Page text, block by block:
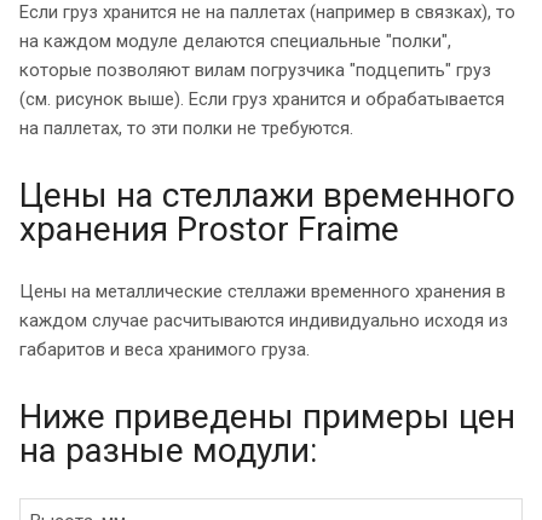
Если груз хранится не на паллетах (например в связках), то
на каждом модуле делаются специальные "полки",
которые позволяют вилам погрузчика "подцепить" груз
(см. рисунок выше). Если груз хранится и обрабатывается
на паллетах, то эти полки не требуются.
Цены на стеллажи временного
хранения Prostor Fraime
Цены на металлические стеллажи временного хранения в
каждом случае расчитываются индивидуально исходя из
габаритов и веса хранимого груза.
Ниже приведены примеры цен
на разные модули: